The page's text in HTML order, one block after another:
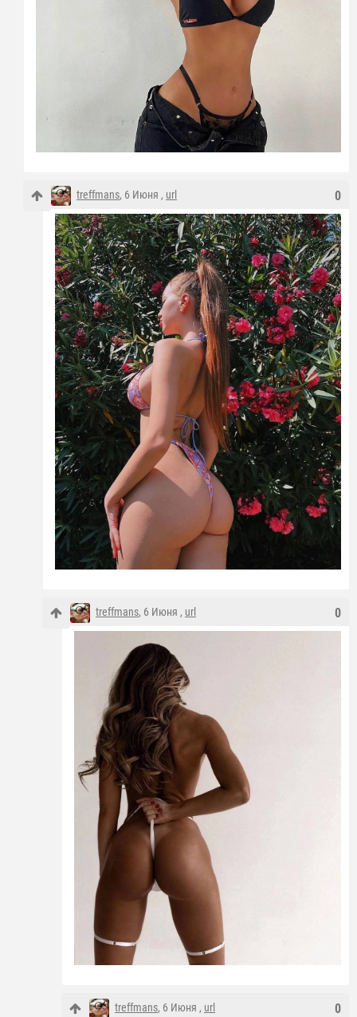
0
treffmans, 6 Июня , url
0
treffmans, 6 Июня , url
0
treffmans, 6 Июня , url